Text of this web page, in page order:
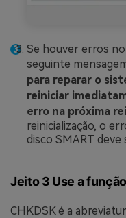
Se houver erros
seguinte
para reparar o
reiniciar
erro na próxima
reinicialização, o
disco SMART deve
Jeito 3 Use a
CHKDSK é a